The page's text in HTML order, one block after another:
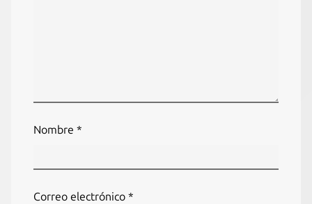
Nombre *
Correo electrónico *